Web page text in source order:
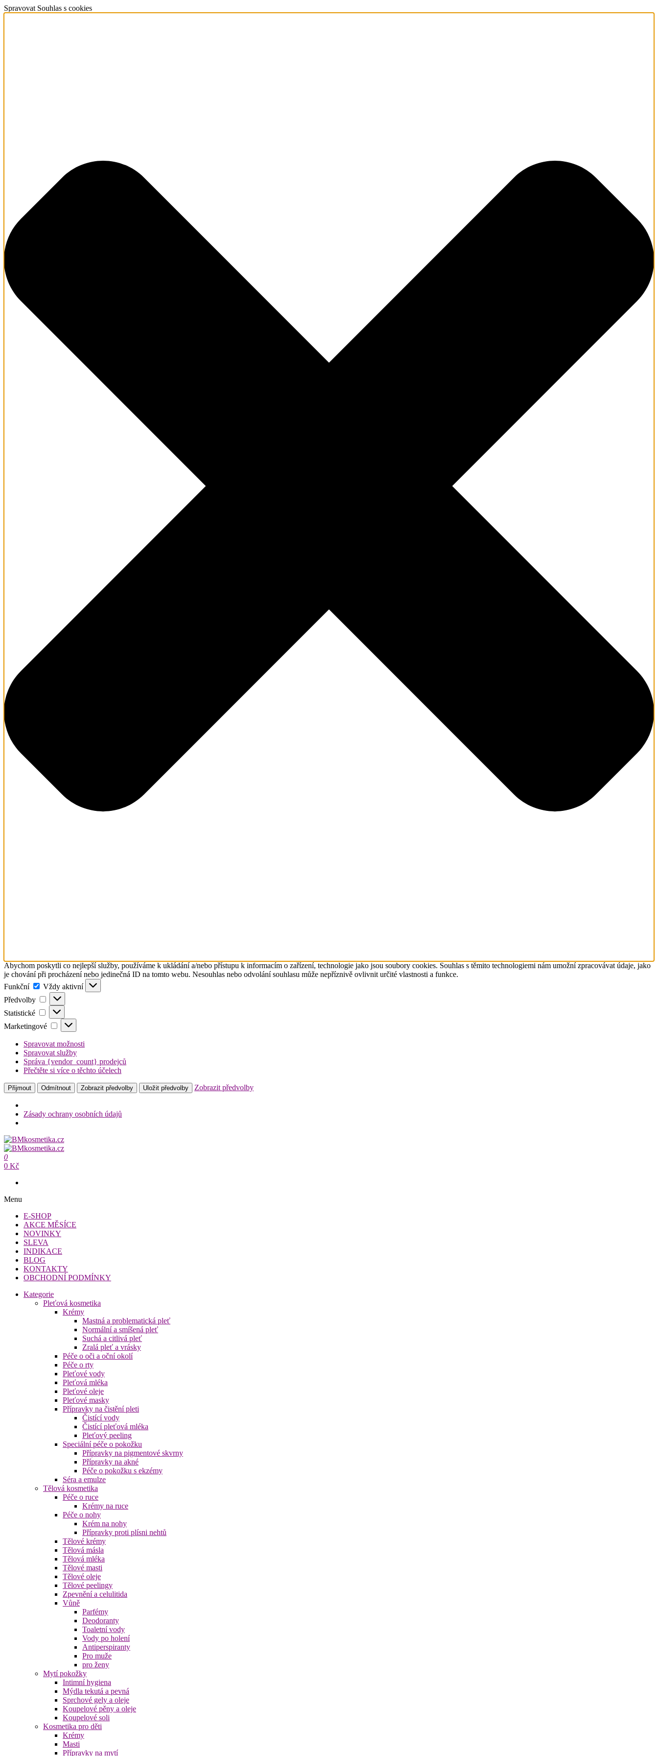
Spravovat Souhlas s cookies
Abychom poskytli co nejlepší služby, používáme k ukládání a/nebo přístupu k informacím o zařízení, technologie jako jsou soubory cookies. Souhlas s těmito technologiemi nám umožní zpracovávat údaje, jako
je chování při procházení nebo jedinečná ID na tomto webu. Nesouhlas nebo odvolání souhlasu může nepříznivě ovlivnit určité vlastnosti a funkce.
Funkční
Funkční
Vždy aktivní
Předvolby
Předvolby
Statistické Statistické
Marketingové Marketingové
Spravovat možnosti
Spravovat služby
Správa {vendor_count} prodejců
Přečtěte si více o těchto účelech
Přijmout Odmítnout Zobrazit předvolby Uložit předvolby Zobrazit předvolby
Zásady ochrany osobních údajů
Přeskočit
na
obsah
BMkosmetika.cz
BMkosmetika.cz
0
0 Kč
Menu
E-SHOP
AKCE MĚSÍCE
NOVINKY
SLEVA
INDIKACE
BLOG
KONTAKTY
OBCHODNÍ PODMÍNKY
Kategorie
Pleťová kosmetika
Krémy
Mastná a problematická pleť
Normální a smíšená pleť
Suchá a citlivá pleť
Zralá pleť a vrásky
Péče o oči a oční okolí
Péče o rty
Pleťové vody
Pleťová mléka
Pleťové oleje
Pleťové masky
Přípravky na čistění pleti
Čistící vody
Čistící pleťová mléka
Pleťový peeling
Speciální péče o pokožku
Přípravky na pigmentové skvrny
Přípravky na akné
Péče o pokožku s ekzémy
Séra a emulze
Tělová kosmetika
Péče o ruce
Krémy na ruce
Péče o nohy
Krém na nohy
Přípravky proti plísni nehtů
Tělové krémy
Tělová másla
Tělová mléka
Tělové masti
Tělové oleje
Tělové peelingy
Zpevnění a celulitida
Vůně
Parfémy
Deodoranty
Toaletní vody
Vody po holení
Antiperspiranty
Pro muže
pro ženy
Mytí pokožky
Intimní hygiena
Mýdla tekutá a pevná
Sprchové gely a oleje
Koupelové pěny a oleje
Koupelové soli
Kosmetika pro děti
Krémy
Masti
Přípravky na mytí